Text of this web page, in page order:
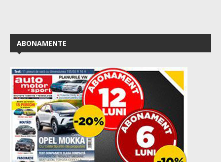
ABONAMENTE